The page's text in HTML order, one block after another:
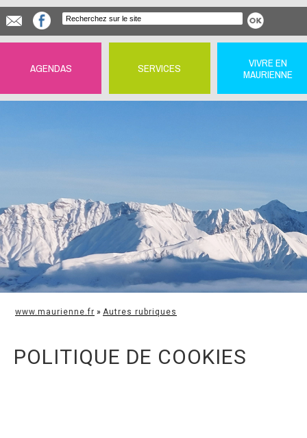
AGENDAS SERVICES
VIVRE EN
MAURIENNE
www.maurienne.fr » Autres rubriques
POLITIQUE DE COOKIES